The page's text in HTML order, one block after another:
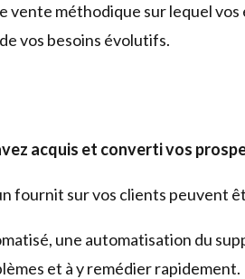
vente méthodique sur lequel
vos besoins évolutifs.
acquis et converti vos
fournit sur vos clients peuvent
une automatisation du
et à y remédier rapidement.